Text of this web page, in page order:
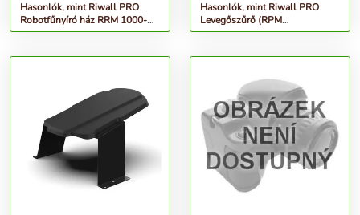
Hasonlók, mint Riwall PRO
Robotfűnyíró ház RRM 1000-
hez
Hasonlók, mint Riwall PRO
Levegőszűrő (RPM
4635/5135/5140V motor